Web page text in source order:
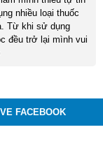
nhiều loại thuốc
Từ khi sử dụng
đều trở lại mình vui
FACEBOOK